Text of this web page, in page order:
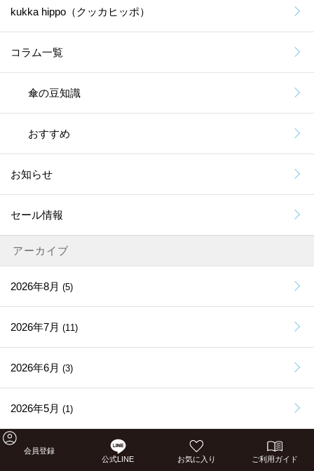
kukka hippo（クッカヒッポ）
コラム一覧
傘の豆知識
おすすめ
お知らせ
セール情報
アーカイブ
2026年8月 (5)
2026年7月 (11)
2026年6月 (3)
2026年5月 (1)
2026年4月
会員登録
公式LINE
お気に入り ご利用ガイド